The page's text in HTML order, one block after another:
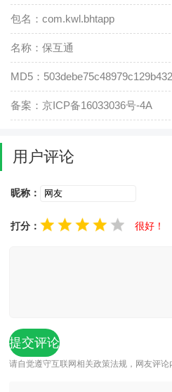
包名：com.kwl.bhtapp
名称：保互通
MD5：
备案：京ICP备16033036号-4A
用户评论
昵称：
打分： 很好！
请自觉遵守互联网相关政策法规，网友评论